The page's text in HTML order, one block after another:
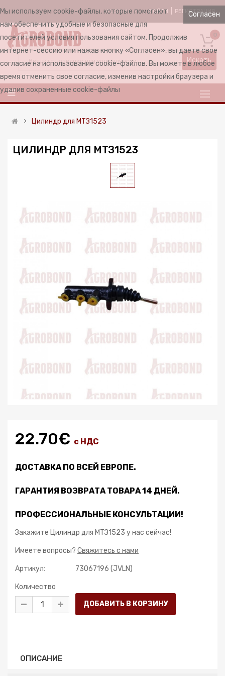
RUSSIAN ВОЙТИ РЕГИСТРАЦИЯ
Искать
Цилиндр для МТЗ1523
ЦИЛИНДР ДЛЯ МТЗ1523
22.70€ с НДС
ДОСТАВКА ПО ВСЕЙ ЕВРОПЕ.
ГАРАНТИЯ ВОЗВРАТА ТОВАРА 14 ДНЕЙ.
ПРОФЕССИОНАЛЬНЫЕ КОНСУЛЬТАЦИИ!
Закажите Цилиндр для МТЗ1523 у нас сейчас!
Имеете вопросы? Свяжитесь с нами
Артикул: 73067196 (JVLN)
Количество
ОПИСАНИЕ
Согласен
Мы используем cookie-файлы, которые помогают
нам обеспечить удобные и безопасные для
посетителей условия пользования сайтом. Продолжив
интернет-сессию или нажав кнопку «Согласен», вы даете свое
согласие на использование cookie-файлов. Вы можете в любое
время отменить свое согласие, изменив настройки браузера и
удалив сохраненные cookie-файлы